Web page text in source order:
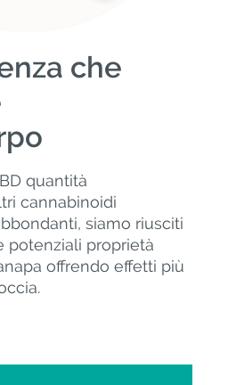
che
quantità
cannabinoidi
siamo riusciti
potenziali proprietà
offrendo effetti più